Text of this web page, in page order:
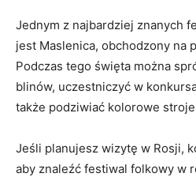
Jednym‍ z najbardziej znanych
jest ​Maslenica, obchodzony na
Podczas tego święta można
blinów, uczestniczyć w
także podziwiać ‌kolorowe
Jeśli planujesz wizytę w Rosji,
aby znaleźć⁤ festiwal‍ folkowy⁢ w